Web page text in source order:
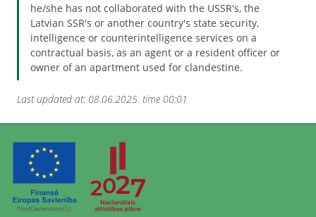
he/she has not collaborated with the USSR's, the
Latvian SSR's or another country's state security,
intelligence or counterintelligence services on a
contractual basis, as an agent or a resident officer or
owner of an apartment used for clandestine.
Last updated at: 08.06.2025. time 00:01